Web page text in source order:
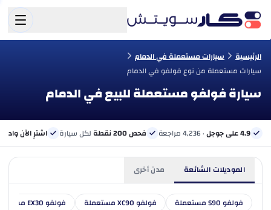
الرئيسية
سيارات مستعملة في الدمام
سيارات مستعملة من نوع فولفو في الدمام
سيارة فولفو مستعملة للبيع في الدمام
4.9 على جوجل · 4,236 مراجعة فحص 200 نقطة لكل سيارة اشترِ الآن
الموديلات الشائعة مدن أخرى
فولفو S90 مستعملة فولفو XC90 مستعملة فولفو EX30 مستعملة